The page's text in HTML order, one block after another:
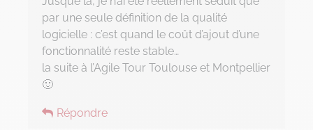
par une seule définition de la qualité
logicielle : c’est quand le coût d’ajout d’une
fonctionnalité reste stable…
la suite à l’Agile Tour Toulouse et Montpellier
🙂
Répondre